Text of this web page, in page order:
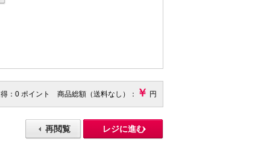
：0 ポイント 商品総額（送料なし）： ￥ 円
再閲覧 レジに進む